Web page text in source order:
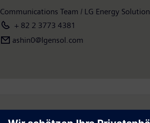
Communications Team / LG Energy Solution
+ 82 2 3773 4381
ashin0@lgensol.com